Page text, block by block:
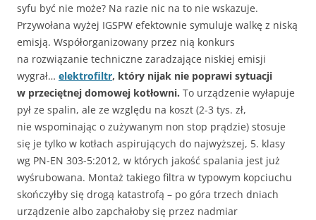
syfu być nie może? Na razie nic na to nie wskazuje.
Przywołana wyżej IGSPW efektownie symuluje walkę z niską
emisją. Współorganizowany przez nią konkurs
na rozwiązanie techniczne zaradzające niskiej emisji
wygrał… elektrofiltr, który nijak nie poprawi sytuacji
w przeciętnej domowej kotłowni. To urządzenie wyłapuje
pył ze spalin, ale ze względu na koszt (2-3 tys. zł,
nie wspominając o zużywanym non stop prądzie) stosuje
się je tylko w kotłach aspirujących do najwyższej, 5. klasy
wg PN-EN 303-5:2012, w których jakość spalania jest już
wyśrubowana. Montaż takiego filtra w typowym kopciuchu
skończyłby się drogą katastrofą – po góra trzech dniach
urządzenie albo zapchałoby się przez nadmiar